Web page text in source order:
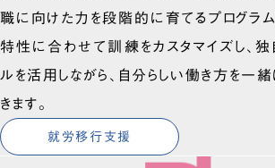
職に向けた力を段階的に育てるプログラ
特性に合わせて訓練をカスタマイズし、
ルを活用しながら、自分らしい働き方を一
きます。
就労移行支援